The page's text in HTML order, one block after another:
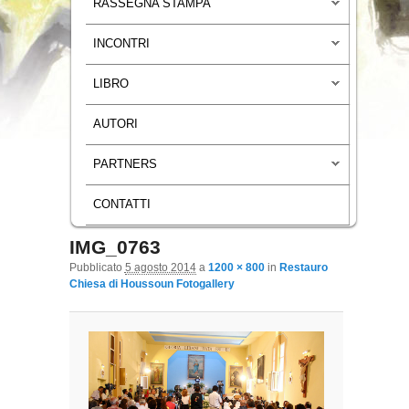
RASSEGNA STAMPA
INCONTRI
LIBRO
AUTORI
PARTNERS
CONTATTI
Navigazione immagini
IMG_0763
Pubblicato 5 agosto 2014a 1200 × 800in Restauro
Chiesa di Houssoun Fotogallery